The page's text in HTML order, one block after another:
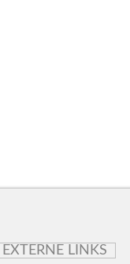
EXTERNE LINKS